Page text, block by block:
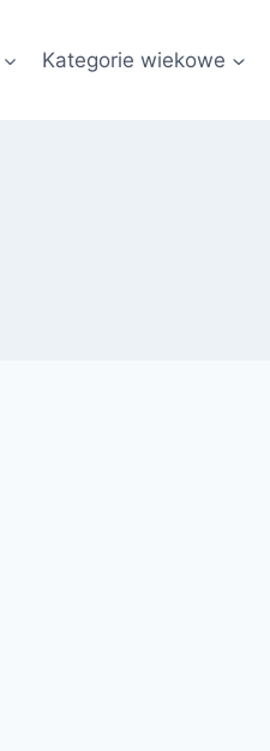
Kategorie wiekowe